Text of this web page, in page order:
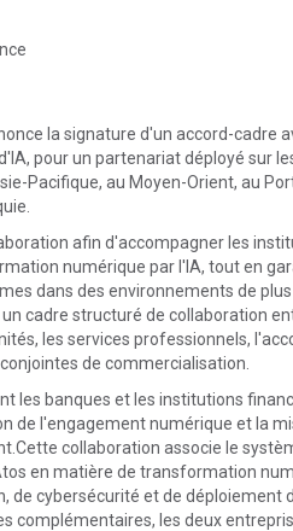
la signature d'un accord-cadre
pour un partenariat déployé sur
Pacifique, au Moyen-Orient, au
afin d'accompagner les
numérique par l'IA, tout en
dans des environnements de
cadre structuré de collaboration
les services professionnels,
de commercialisation.
les banques et les institutions
de l'engagement numérique et la
collaboration associe le
en matière de transformation
de cybersécurité et de déploiement
complémentaires, les deux